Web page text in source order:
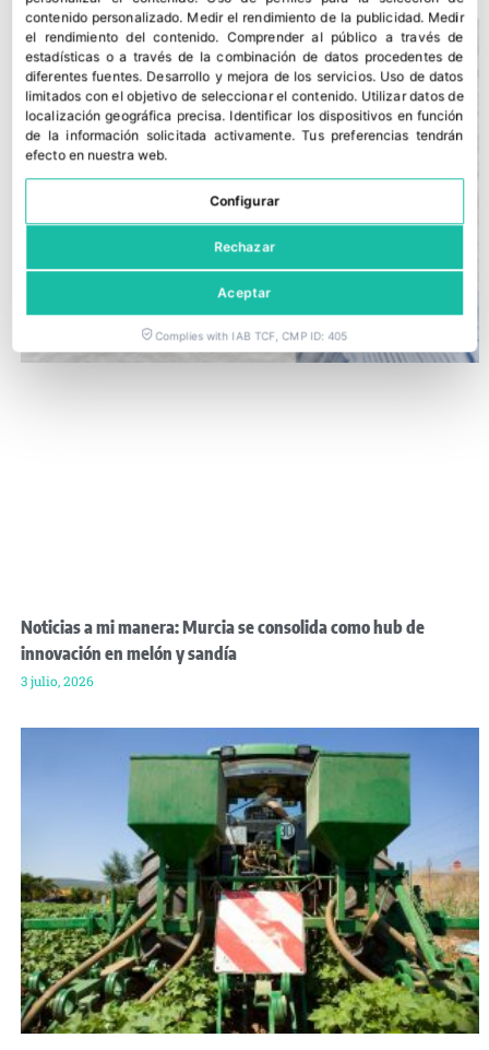
Noticias a mi manera: Murcia se consolida como hub de
innovación en melón y sandía
3 julio, 2026
contenido personalizado. Medir el rendimiento de la publicidad. Medir
el rendimiento del contenido.Comprender al público a través de
estadísticas o a través de la combinación de datos procedentes de
diferentes fuentes. Desarrollo y mejora de los servicios. Uso de datos
limitados con el objetivo de seleccionar el contenido. Utilizar datos de
localización geográfica precisa. Identificar los dispositivos en función
de la información solicitada activamente.Tus preferencias tendrán
efecto en nuestra web.
Configurar
Rechazar
Aceptar
Complies with IAB TCF, CMP ID: 405